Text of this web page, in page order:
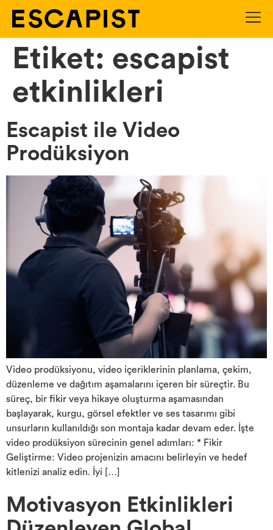
Etiket: escapist
etkinlikleri
Escapist ile Video
Prodüksiyon
Video prodüksiyonu, video içeriklerinin planlama, çekim,
düzenleme ve dağıtım aşamalarını içeren bir süreçtir. Bu
süreç, bir fikir veya hikaye oluşturma aşamasından
başlayarak, kurgu, görsel efektler ve ses tasarımı gibi
unsurların kullanıldığı son montaja kadar devam eder. İşte
video prodüksiyon sürecinin genel adımları: * Fikir
Geliştirme: Video projenizin amacını belirleyin ve hedef
kitlenizi analiz edin. İyi […]
Motivasyon Etkinlikleri